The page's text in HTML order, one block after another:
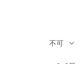
不可